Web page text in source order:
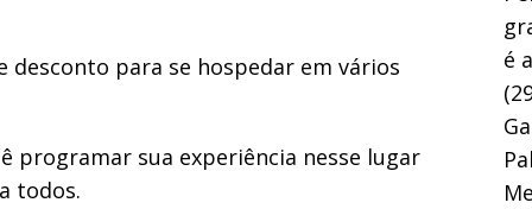
desconto para se hospedar em vários
programar sua experiência nesse lugar
todos.
é